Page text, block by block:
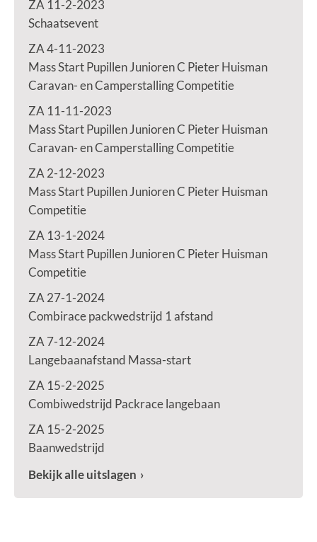
ZA 11-2-2023
Schaatsevent
ZA 4-11-2023
Mass Start Pupillen Junioren C Pieter Huisman
Caravan- en Camperstalling Competitie
ZA 11-11-2023
Mass Start Pupillen Junioren C Pieter Huisman
Caravan- en Camperstalling Competitie
ZA 2-12-2023
Mass Start Pupillen Junioren C Pieter Huisman
Competitie
ZA 13-1-2024
Mass Start Pupillen Junioren C Pieter Huisman
Competitie
ZA 27-1-2024
Combirace packwedstrijd 1 afstand
ZA 7-12-2024
Langebaanafstand Massa-start
ZA 15-2-2025
Combiwedstrijd Packrace langebaan
ZA 15-2-2025
Baanwedstrijd
Bekijk alle uitslagen